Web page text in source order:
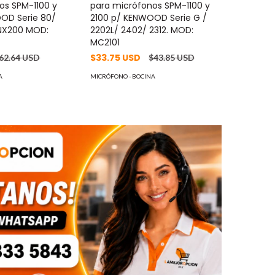
SPM-1100 y
Serie 80/
MOD:
USD
para micrófonos SPM-1100 y
2100 p/ KENWOOD Serie G /
2202L/ 2402/ 2312. MOD:
MC2101
$33.75 USD
$43.85 USD
MICRÓFONO - BOCINA